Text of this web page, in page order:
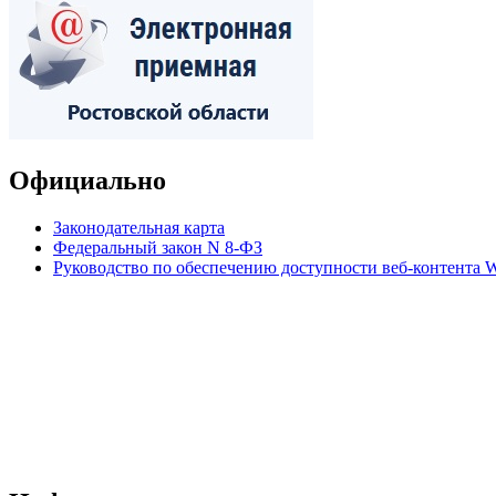
Официально
Законодательная карта
Федеральный закон N 8-ФЗ
Руководство по обеспечению доступности веб-контента